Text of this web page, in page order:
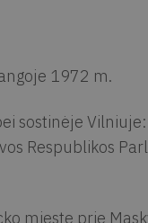
1972 m.
sostinėje
Respublikos
mieste prie